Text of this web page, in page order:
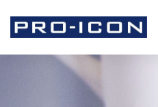
Home